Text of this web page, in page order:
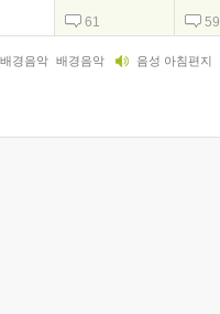
61 59
배경음악 음성 아침편지